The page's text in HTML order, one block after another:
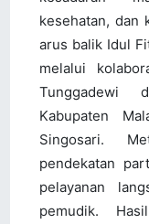
kesehatan, dan
arus balik Idul
melalui
Tunggadewi
Kabupaten
Singosari.
pendekatan
pelayanan
pemudik.